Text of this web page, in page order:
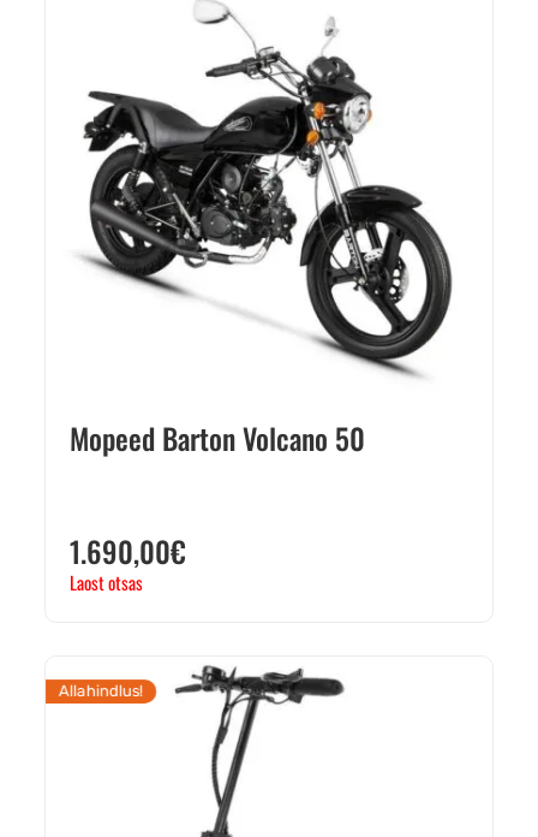
Mopeed Barton Volcano 50
1.690,00€
Laost otsas
Allahindlus!